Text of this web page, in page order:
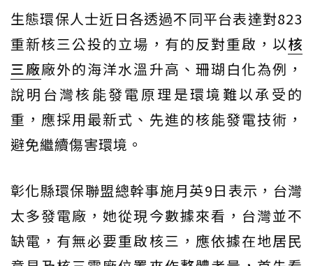
生態環保人士近日各透過不同平台表達對823
重新核三公投的立場，有的反對重啟，以核
三廠廠外的海洋水溫升高、珊瑚白化為例，
說明台灣核能發電原理是環境難以承受的
重，應採用最新式、先進的核能發電技術，
避免繼續傷害環境。
彰化縣環保聯盟總幹事施月英9日表示，台灣
太多發電廠，她從現今數據來看，台灣並不
缺電，有無必要重啟核三，應依據在地居民